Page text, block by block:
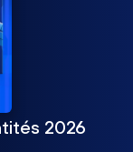
2026